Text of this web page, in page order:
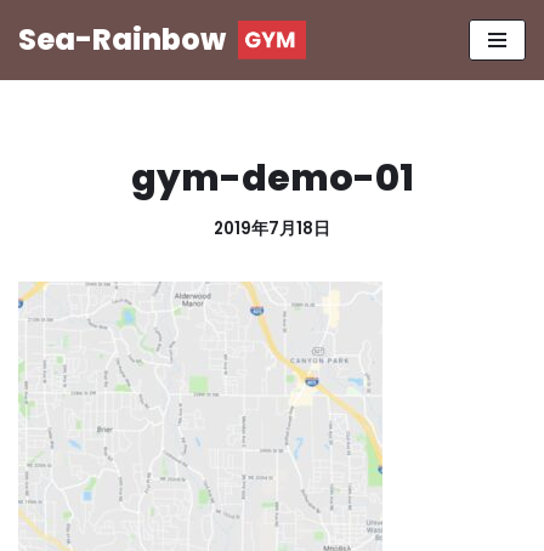
ッ
プ
Sea-Rainbow
gym-demo-01
2019年7月18日